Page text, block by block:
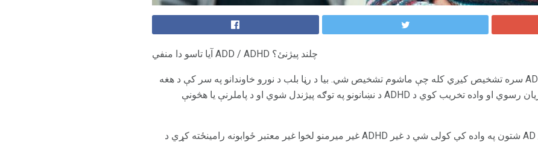
آیا تاسو دا منفي ADD / ADHD چلند پیژنئ؟
ډیری وخت یو بالغ د ADD یا ADHD سره تشخیص کیږي کله چې ماشوم تشخیص شي. بیا د رڼا بلب د نورو خاوندانو په سر کې د هغه
سلوکونو په څیر چلند کوي چې زیان رسوي او واده تخریب کوي د ADHD د نښانونو په توګه پیژندل شوي او د پاملرنې یا هڅونې
حتی د دې پوهاوي سره، د AD / HD شتون په واده کې کولی شي د غیر ADHD غیر میرمنو لخوا غیر معتبر ځوابونه رامینځته کړي د